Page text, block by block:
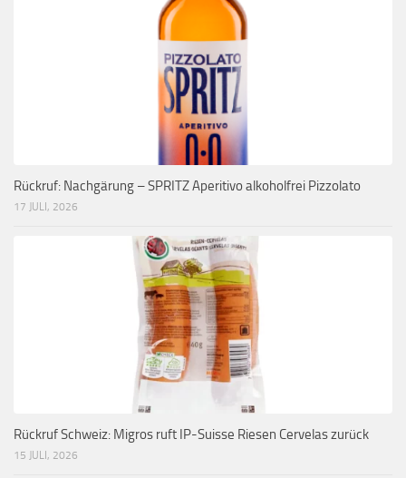
Rückruf: Nachgärung – SPRITZ Aperitivo alkoholfrei Pizzolato
17 JULI, 2026
Rückruf Schweiz: Migros ruft IP-Suisse Riesen Cervelas zurück
15 JULI, 2026